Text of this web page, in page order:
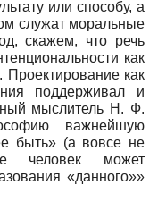
или способу, а
служат моральные
скажем, что речь
как
Проектирование как
поддерживал и
мыслитель Н. Ф.
важнейшую
быть» (а вовсе не
человек может
«данного»»